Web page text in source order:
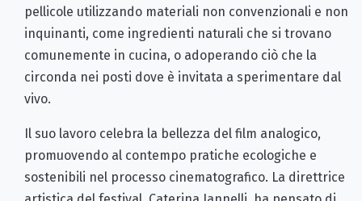
pellicole utilizzando materiali non convenzionali e non
inquinanti, come ingredienti naturali che si trovano
comunemente in cucina, o adoperando ciò che la
circonda nei posti dove è invitata a sperimentare dal
vivo.
Il suo lavoro celebra la bellezza del film analogico,
promuovendo al contempo pratiche ecologiche e
sostenibili nel processo cinematografico. La direttrice